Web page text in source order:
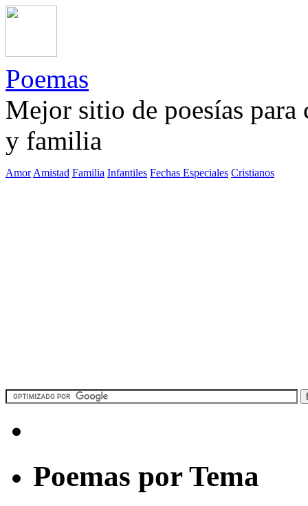
Poemas
Mejor sitio de poesías
y familia
Amor Amistad Familia Infantiles Fechas Especiales Cristianos
Poemas por Tema